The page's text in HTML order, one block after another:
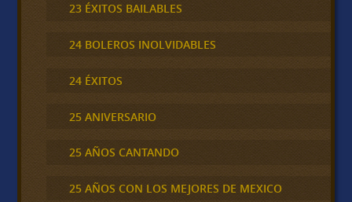
23 ÉXITOS BAILABLES
24 BOLEROS INOLVIDABLES
24 ÉXITOS
25 ANIVERSARIO
25 AÑOS CANTANDO
25 AÑOS CON LOS MEJORES DE MEXICO